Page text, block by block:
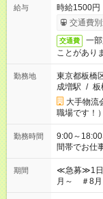
給与
時給1500円
交通費
交通費
一
ことがあり
勤務地
東京都板橋
成増駅 / 板
大手物流
職場です！）
勤務時間
9:00～18:00など
間帯でお仕
17:00～
期間
≪急募≫1日
月～ ＃8月